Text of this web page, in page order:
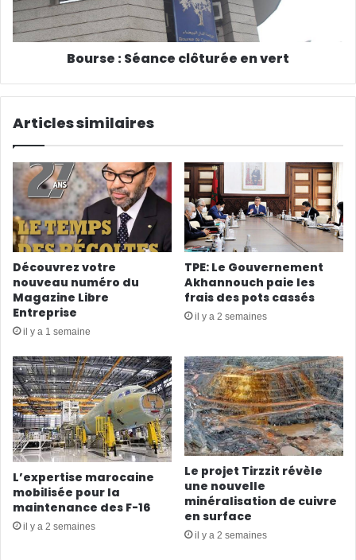
Bourse : Séance clôturée en vert
Articles similaires
Découvrez votre
nouveau numéro du
Magazine Libre
Entreprise
il y a 1 semaine
TPE: Le Gouvernement
Akhannouch paie les
frais des pots cassés
il y a 2 semaines
L’expertise marocaine
mobilisée pour la
maintenance des F-16
il y a 2 semaines
Le projet Tirzzit révèle
une nouvelle
minéralisation de cuivre
en surface
il y a 2 semaines